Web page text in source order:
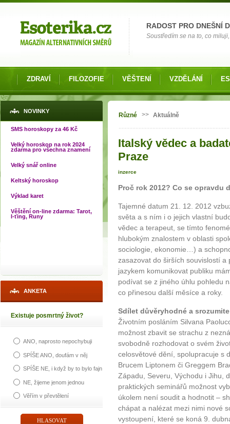
RADOST PRO DNEŠNÍ
Soustředím se na to, co
ZDRAVÍ FILOZOFIE VĚŠTENÍ VZDĚLÁNÍ
NOVINKY
SMS horoskopy za 46 Kč
Velký horoskop na rok 2024
zdarma pro všechna znamení
Velký snář online
Keltský horoskop
Výklad karet
Věštění on-line zdarma: Tarot,
I-ťing, Runy
ANKETA
Existuje posmrtný život?
ANO, naprosto nepochybuji
SPÍŠE ANO, doufám v něj
SPÍŠE NE, i když by to bylo fajn
NE, žijeme jenom jednou
Věřím v převtělení
Jste zde
Různé >> Aktuálně
Italský vědec a
Praze
inzerce
Proč rok 2012? Co se opravdu
Tajemné datum 21. 12. 2012
světa a s ním i o jejich vlastní
vědec a terapeut, se tímto
hlubokým znalostem v oblasti
sociologie, ekonomie…) a
zasazovat do širších souvislostí
jazykem komunikovat publiku
podívat se z jiného úhlu pohledu
co přinesou další měsíce a roky.
Sdílet důvěryhodné a
Životním posláním Silvana
možnost zbavit se strachu z
svobodně rozhodovat o svém
celosvětové dění, spolupracuje s
Brucem Liptonem či Greggem
Západu, Severu, Východu i Jihu,
praktických seminářů možnost
úkolem není soudit a hodnotit –
chápat a nalézat mezi nimi nové
vystoupení, které se koná 9.